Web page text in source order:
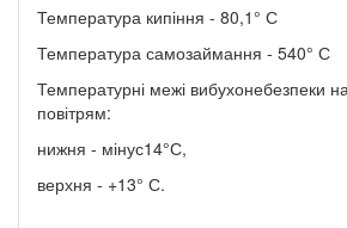
Температура кипіння - 80,1° С
Температура самозаймання - 540° С
Температурні межі вибухонебезпеки
повітрям:
нижня - мінус14°С,
верхня - +13° С.